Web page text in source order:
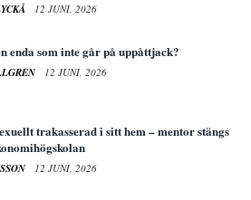
12 JUNI, 2026
enda som inte går på uppåttjack?
12 JUNI, 2026
trakasserad i sitt hem – mentor stängs
12 JUNI, 2026